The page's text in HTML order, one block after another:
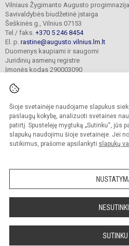
Šioje svetainėje naudojame slapukus
paslaugų kokybę, analizuoti svetainės
patirtį. Spustelėję mygtuką „Sutinku“, jūs
slapukų naudojimu šioje svetainėje. Jei
sutikimus, prašome apsilankyti slapukų
SUTINKU
Vilniaus Žygimanto Augusto progimnazija
Savivaldybės biudžetinė įstaiga
Šeškinės g., Vilnius 07153
Tel./ faks. +370 5 246 8454
El. p. rastine@augusto.vilnius.lm.lt
Duomenys kaupiami ir saugomi
Juridinių asmenų registre
Įmonės kodas 290003090
© 2021. Vilniaus Žygimanto Augusto
Kopijuoti turinį be raštiško mokyklos
Versija neįgaliesiems